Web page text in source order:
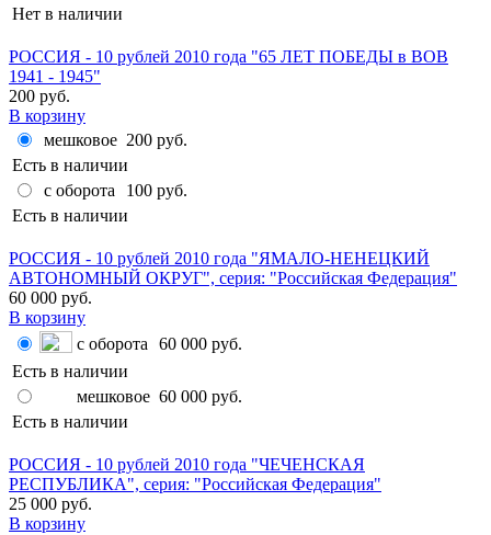
Нет в наличии
РОССИЯ - 10 рублей 2010 года "65 ЛЕТ ПОБЕДЫ в ВОВ
1941 - 1945"
200 руб.
В корзину
мешковое 200 руб.
Есть в наличии
с оборота
100 руб.
Есть в наличии
РОССИЯ - 10 рублей 2010 года "ЯМАЛО-НЕНЕЦКИЙ
АВТОНОМНЫЙ ОКРУГ", серия: "Российская Федерация"
60 000 руб.
В корзину
с оборота
60 000 руб.
Есть в наличии
мешковое 60 000 руб.
Есть в наличии
РОССИЯ - 10 рублей 2010 года "ЧЕЧЕНСКАЯ
РЕСПУБЛИКА", серия: "Российская Федерация"
25 000 руб.
В корзину